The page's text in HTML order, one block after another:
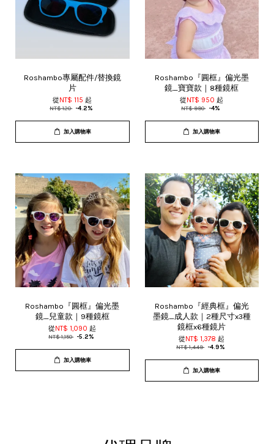
Roshambo專屬配件/替換鏡
片
從 NT$ 115起
NT$ 120 -4.2%
加入購物車
Roshambo『圓框』偏光墨
鏡_寶寶款｜8種鏡框
從 NT$ 950起
NT$ 990 -4%
加入購物車
Roshambo『圓框』偏光墨
鏡_兒童款｜9種鏡框
從 NT$ 1,090起
NT$ 1,150 -5.2%
加入購物車
Roshambo『經典框』偏光
墨鏡_成人款｜2種尺寸x3種
鏡框x6種鏡片
從 NT$ 1,378起
NT$ 1,449 -4.9%
加入購物車